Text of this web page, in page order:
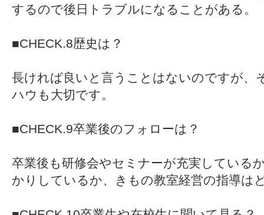
するので後日トラブルになることがある。
■CHECK.8歴史は？
長ければ良いと言うことはないのですが、
ハウも大切です。
■CHECK.9卒業後のフォローは？
卒業後も研修会やセミナーが充実している
かりしているか、きもの教室経営の指導は